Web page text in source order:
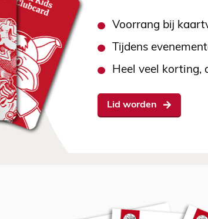
Voorrang bij
Tijdens
Heel veel korting,
Lid worden